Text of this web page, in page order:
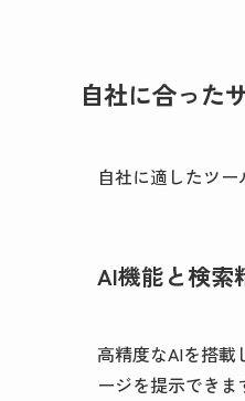
自社に合った
自社に適したツ
AI機能と検索
高精度なAIを搭
ージを提示でき